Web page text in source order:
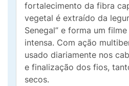
fortalecimento da fibra
vegetal é extraído da
Senegal” e forma um
intensa. Com ação
usado diariamente nos
e finalização dos fios,
secos.